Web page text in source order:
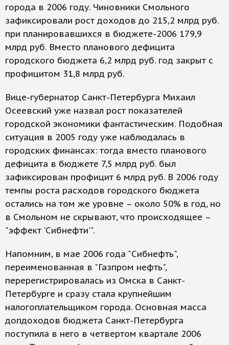
города в 2006 году. Чиновники Смольного
зафиксировали рост доходов до 215,2 млрд руб.
при планировавшихся в бюджете-2006 179,9
млрд руб. Вместо планового дефицита
городского бюджета 6,2 млрд руб. год закрыт с
профицитом 31,8 млрд руб.
Вице-губернатор Санкт-Петербурга Михаил
Осеевский уже назвал рост показателей
городской экономики фантастическим. Подобная
ситуация в 2005 году уже наблюдалась в
городских финансах: тогда вместо планового
дефицита в бюджете 7,5 млрд руб. был
зафиксирован профицит 6 млрд руб. В 2006 году
темпы роста расходов городского бюджета
остались на том же уровне – около 50% в год, но
в Смольном не скрывают, что происходящее –
"эффект 'Сибнефти'".
Напомним, в мае 2006 года "Сибнефть",
переименованная в "Газпром нефть",
перерегистрировалась из Омска в Санкт-
Петербурге и сразу стала крупнейшим
налогоплательщиком города. Основная масса
допдоходов бюджета Санкт-Петербурга
поступила в него в четвертом квартале 2006